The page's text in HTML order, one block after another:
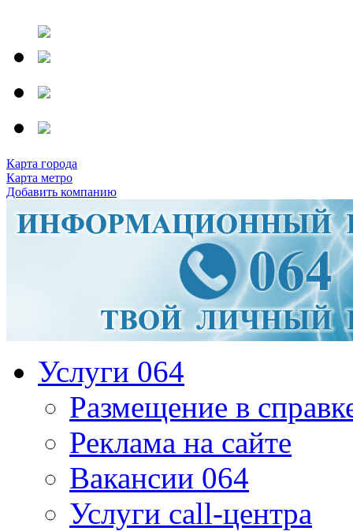
Карта города
Карта метро
Добавить компанию
Услуги 064
Размещение в
Реклама на сайте
Вакансии 064
Услуги call-центра